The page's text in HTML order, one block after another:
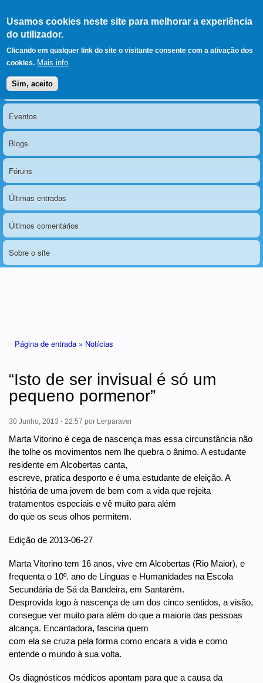
Usamos cookies neste site para melhorar a experiência
do utilizador.
Clicando em qualquer link do site o visitante consente com a ativação dos
cookies. Mais info
Sim, aceito
LERPARAVER , ir para a
página principal
O portal da visão diferente
Menu principal
Notícias
Eventos
Blogs
Fóruns
Últimas entradas
Últimos comentários
Sobre o site
Página de entrada » Notícias
“Isto de ser invisual é só um
pequeno pormenor”
30 Junho, 2013 - 22:57 por Lerparaver
Marta Vitorino é cega de nascença mas essa circunstância não
lhe tolhe os movimentos nem lhe quebra o ânimo. A estudante
residente em Alcobertas canta,
escreve, pratica desporto e é uma estudante de eleição. A
história de uma jovem de bem com a vida que rejeita
tratamentos especiais e vê muito para além
do que os seus olhos permitem.
Edição de 2013-06-27
Marta Vitorino tem 16 anos, vive em Alcobertas (Rio Maior), e
frequenta o 10º. ano de Línguas e Humanidades na Escola
Secundária de Sá da Bandeira, em Santarém.
Desprovida logo à nascença de um dos cinco sentidos, a visão,
consegue ver muito para além do que a maioria das pessoas
alcança. Encantadora, fascina quem
com ela se cruza pela forma como encara a vida e como
entende o mundo à sua volta.
Os diagnósticos médicos apontam para que a causa da